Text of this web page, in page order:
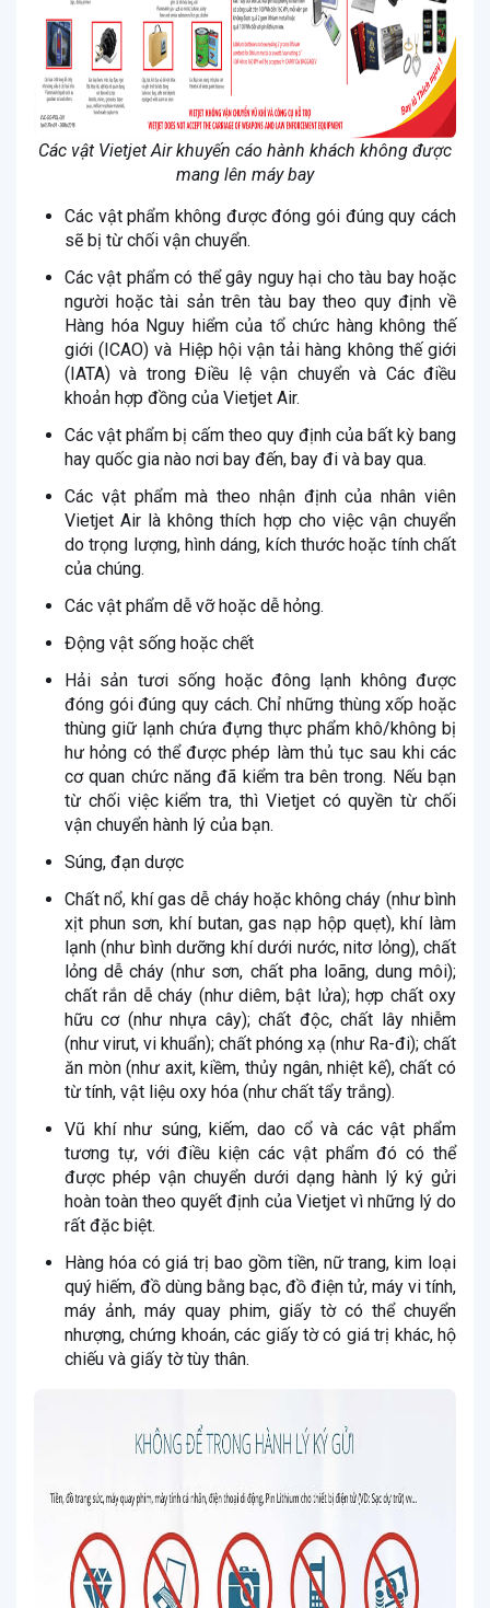
Các vật Vietjet Air khuyến cáo hành khách không được
mang lên máy bay
Các vật phẩm không được đóng gói đúng quy cách
sẽ bị từ chối vận chuyển.
Các vật phẩm có thể gây nguy hại cho tàu bay hoặc
người hoặc tài sản trên tàu bay theo quy định về
Hàng hóa Nguy hiểm của tổ chức hàng không thế
giới (ICAO) và Hiệp hội vận tải hàng không thế giới
(IATA) và trong Điều lệ vận chuyển và Các điều
khoản hợp đồng của Vietjet Air.
Các vật phẩm bị cấm theo quy định của bất kỳ bang
hay quốc gia nào nơi bay đến, bay đi và bay qua.
Các vật phẩm mà theo nhận định của nhân viên
Vietjet Air là không thích hợp cho việc vận chuyển
do trọng lượng, hình dáng, kích thước hoặc tính chất
của chúng.
Các vật phẩm dễ vỡ hoặc dễ hỏng.
Động vật sống hoặc chết
Hải sản tươi sống hoặc đông lạnh không được
đóng gói đúng quy cách. Chỉ những thùng xốp hoặc
thùng giữ lạnh chứa đựng thực phẩm khô/không bị
hư hỏng có thể được phép làm thủ tục sau khi các
cơ quan chức năng đã kiểm tra bên trong. Nếu bạn
từ chối việc kiểm tra, thì Vietjet có quyền từ chối
vận chuyển hành lý của bạn.
Súng, đạn dược
Chất nổ, khí gas dễ cháy hoặc không cháy (như bình
xịt phun sơn, khí butan, gas nạp hộp quẹt), khí làm
lạnh (như bình dưỡng khí dưới nước, nitơ lỏng), chất
lỏng dễ cháy (như sơn, chất pha loãng, dung môi);
chất rắn dễ cháy (như diêm, bật lửa); hợp chất oxy
hữu cơ (như nhựa cây); chất độc, chất lây nhiễm
(như virut, vi khuẩn); chất phóng xạ (như Ra-đi); chất
ăn mòn (như axit, kiềm, thủy ngân, nhiệt kế), chất có
từ tính, vật liệu oxy hóa (như chất tẩy trắng).
Vũ khí như súng, kiếm, dao cổ và các vật phẩm
tương tự, với điều kiện các vật phẩm đó có thể
được phép vận chuyển dưới dạng hành lý ký gửi
hoàn toàn theo quyết định của Vietjet vì những lý do
rất đặc biệt.
Hàng hóa có giá trị bao gồm tiền, nữ trang, kim loại
quý hiếm, đồ dùng bằng bạc, đồ điện tử, máy vi tính,
máy ảnh, máy quay phim, giấy tờ có thể chuyển
nhượng, chứng khoán, các giấy tờ có giá trị khác, hộ
chiếu và giấy tờ tùy thân.